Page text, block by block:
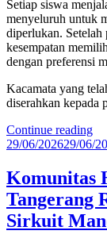
Setiap siswa
menyeluruh untuk
diperlukan. Setelah
kesempatan
dengan preferensi
Kacamata yang
diserahkan kepada
Continue reading
Posted
29/06/202629/06/
Komunitas
Tangerang
Sirkuit